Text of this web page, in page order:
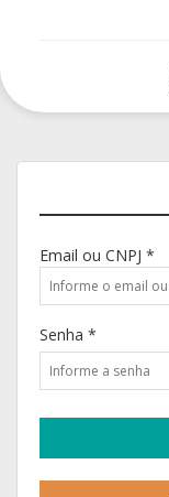
Email ou CNPJ *
Senha *